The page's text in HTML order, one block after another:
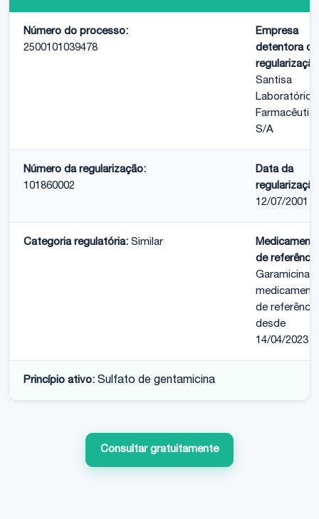
Número do processo:
2500101039478
Empresa
detentora de
Santisa
Laboratório
S/A
Número da regularização:
101860002
Data da
12/07/2001
Categoria regulatória: Similar
de
Garamicina;
de referência
desde
14/04/2023
Princípio ativo: Sulfato de gentamicina
Consultar gratuitamente